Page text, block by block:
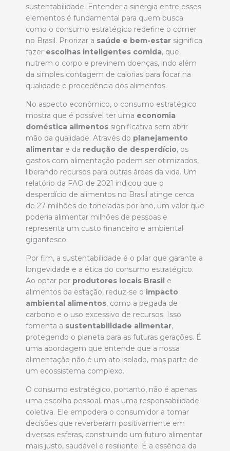
sustentabilidade. Entender a sinergia entre esses
elementos é fundamental para quem busca
como o consumo estratégico redefine o comer
no Brasil. Priorizar a saúde e bem-estar significa
fazer escolhas inteligentes comida, que
nutrem o corpo e previnem doenças, indo além
da simples contagem de calorias para focar na
qualidade e procedência dos alimentos.
No aspecto econômico, o consumo estratégico
mostra que é possível ter uma economia
doméstica alimentos significativa sem abrir
mão da qualidade. Através do planejamento
alimentar e da redução de desperdício, os
gastos com alimentação podem ser otimizados,
liberando recursos para outras áreas da vida. Um
relatório da FAO de 2021 indicou que o
desperdício de alimentos no Brasil atinge cerca
de 27 milhões de toneladas por ano, um valor que
poderia alimentar milhões de pessoas e
representa um custo financeiro e ambiental
gigantesco.
Por fim, a sustentabilidade é o pilar que garante a
longevidade e a ética do consumo estratégico.
Ao optar por produtores locais Brasil e
alimentos da estação, reduz-se o impacto
ambiental alimentos, como a pegada de
carbono e o uso excessivo de recursos. Isso
fomenta a sustentabilidade alimentar,
protegendo o planeta para as futuras gerações. É
uma abordagem que entende que a nossa
alimentação não é um ato isolado, mas parte de
um ecossistema complexo.
O consumo estratégico, portanto, não é apenas
uma escolha pessoal, mas uma responsabilidade
coletiva. Ele empodera o consumidor a tomar
decisões que reverberam positivamente em
diversas esferas, construindo um futuro alimentar
mais justo, saudável e resiliente. É a essência da